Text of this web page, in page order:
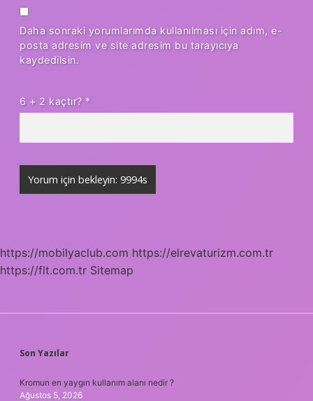
Daha sonraki yorumlarımda kullanılması için adım, e-
posta adresim ve site adresim bu tarayıcıya
kaydedilsin.
6 + 2 kaçtır? *
https://mobilyaclub.com https://elrevaturizm.com.tr
https://flt.com.tr Sitemap
SIDEBAR
Son Yazılar
Kromun en yaygın kullanım alanı nedir ?
Ağustos 5, 2026